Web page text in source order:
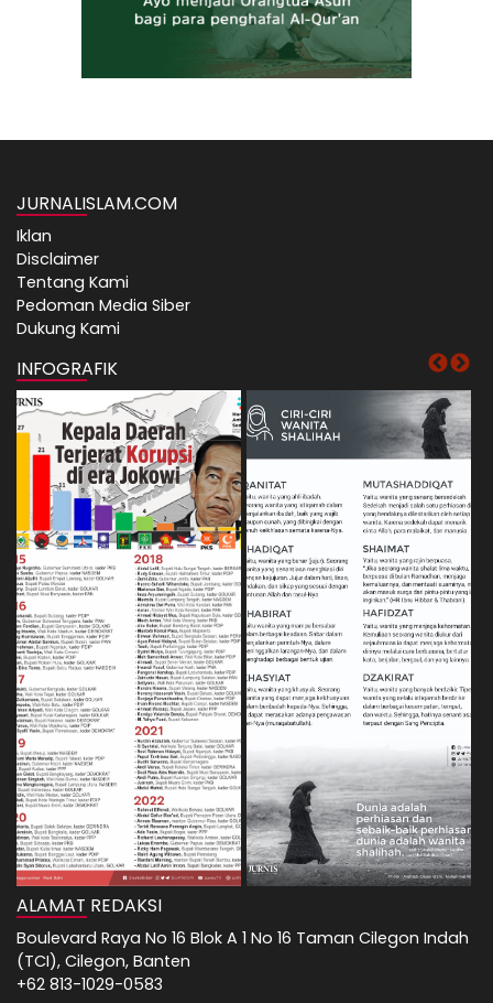
JURNALISLAM.COM
Iklan
Disclaimer
Tentang Kami
Pedoman Media Siber
Dukung Kami
INFOGRAFIK
ALAMAT REDAKSI
Boulevard Raya No 16 Blok A 1 No 16 Taman Cilegon Indah
(TCI), Cilegon, Banten
+62 813-1029-0583